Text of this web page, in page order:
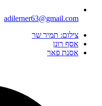
adilerner63@gmail.com
צילום: תמיר שר
אסף רונן
אסנת פאר